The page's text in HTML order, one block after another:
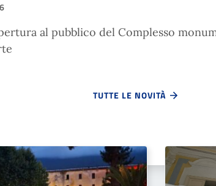
al pubblico del Complesso
TUTTE LE NOVITÀ